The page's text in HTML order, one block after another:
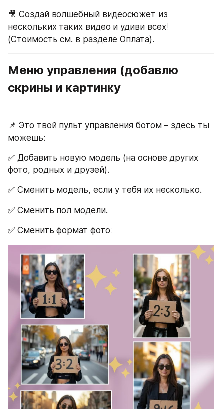
🎥 Создай волшебный видеосюжет из
нескольких таких видео и удиви всех!
(Стоимость см. в разделе Оплата).
Меню управления (добавлю
скрины и картинку
📌 Это твой пульт управления ботом – здесь ты
можешь:
✅ Добавить новую модель (на основе других
фото, родных и друзей).
✅ Сменить модель, если у тебя их несколько.
✅ Сменить пол модели.
✅ Сменить формат фото: